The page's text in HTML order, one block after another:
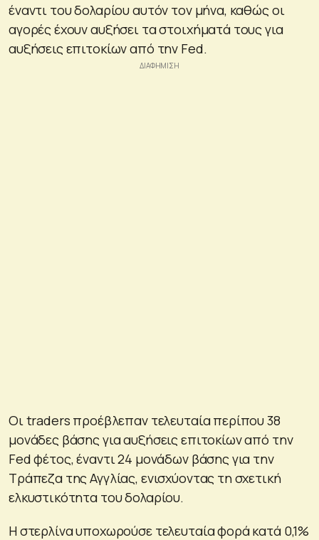
έναντι του δολαρίου αυτόν τον μήνα, καθώς οι
αγορές έχουν αυξήσει τα στοιχήματά τους για
αυξήσεις επιτοκίων από την Fed.
Οι traders προέβλεπαν τελευταία περίπου 38
μονάδες βάσης για αυξήσεις επιτοκίων από την
Fed φέτος, έναντι 24 μονάδων βάσης για την
Τράπεζα της Αγγλίας, ενισχύοντας τη σχετική
ελκυστικότητα του δολαρίου.
Η στερλίνα υποχωρούσε τελευταία φορά κατά 0,1%